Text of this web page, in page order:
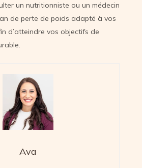
un nutritionniste ou un médecin
de perte de poids adapté à vos
d’atteindre vos objectifs de
Ava